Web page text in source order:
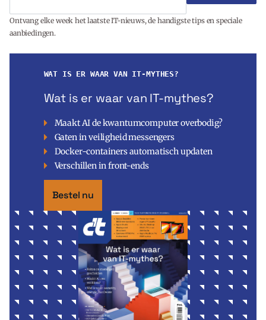
Ontvang elke week het laatste IT-nieuws, de handigste tips en speciale
aanbiedingen.
WAT IS ER WAAR VAN IT-MYTHES?
Wat is er waar van IT-mythes?
Maakt AI de kwantumcomputer overbodig?
Gaten in veiligheid messengers
Docker-containers automatisch updaten
Verschillen in front-ends
Bestel nu